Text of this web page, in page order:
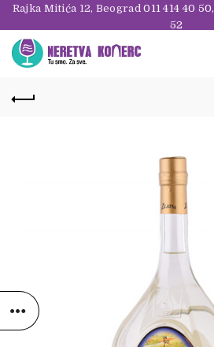
Rajka Mitića 12, Beograd011 414 40 50,
52